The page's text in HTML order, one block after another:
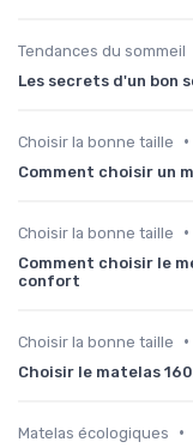
Tendances du sommeil
Les secrets d'un bon
Choisir la bonne taille •
Comment choisir un
Choisir la bonne taille •
Comment choisir le
confort
Choisir la bonne taille •
Choisir le matelas
Matelas écologiques •